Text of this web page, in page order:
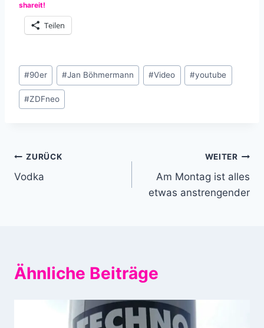
shareit!
Teilen
Schlagworte:
#90er #Jan Böhmermann #Video #youtube
#ZDFneo
Beitragsnavigation
ZURÜCK
Vodka
WEITER
Am Montag ist alles
etwas anstrengender
Ähnliche Beiträge